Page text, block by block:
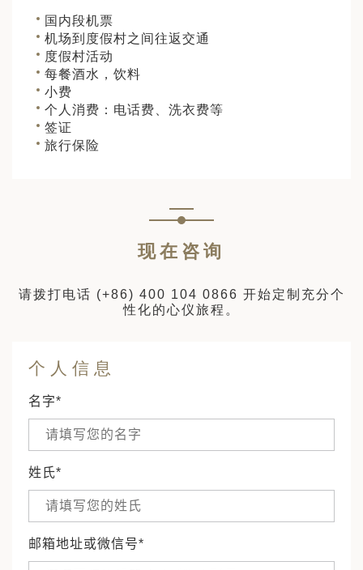
国内段机票
机场到度假村之间往返交通
度假村活动
每餐酒水，饮料
小费
个人消费：电话费、洗衣费等
签证
旅行保险
现在咨询
请拨打电话 (+86) 400 104 0866 开始定制充分个
性化的心仪旅程。
个人信息
名字*
姓氏*
邮箱地址或微信号*